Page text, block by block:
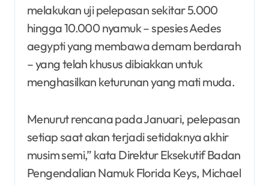
melakukan uji pelepasan sekitar 5.000
hingga 10.000 nyamuk – spesies Aedes
aegypti yang membawa demam berdarah
– yang telah khusus dibiakkan untuk
menghasilkan keturunan yang mati muda.
Menurut rencana pada Januari, pelepasan
setiap saat akan terjadi setidaknya akhir
musim semi,” kata Direktur Eksekutif Badan
Pengendalian Namuk Florida Keys, Michael